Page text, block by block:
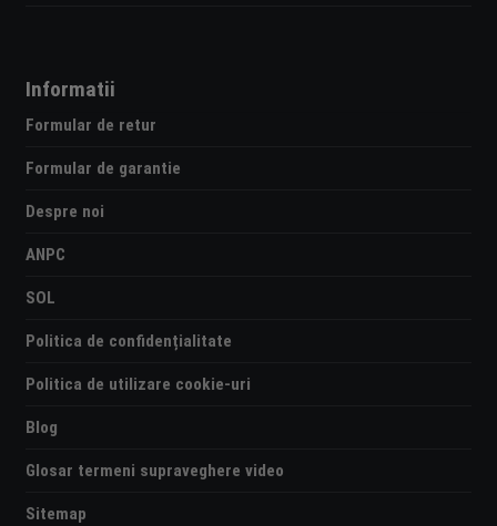
Informatii
Formular de retur
Formular de garantie
Despre noi
ANPC
SOL
Politica de confidențialitate
Politica de utilizare cookie-uri
Blog
Glosar termeni supraveghere video
Sitemap